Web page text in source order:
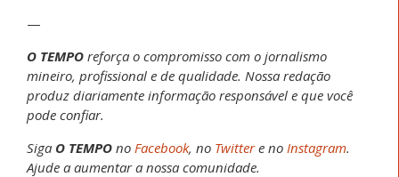
—
O TEMPO reforça o compromisso com o jornalismo
mineiro, profissional e de qualidade. Nossa redação
produz diariamente informação responsável e que você
pode confiar.
Siga O TEMPO no Facebook, no Twittere no Instagram.
Ajude a aumentar a nossa comunidade.